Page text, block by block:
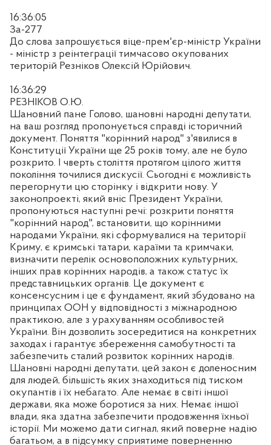
16:36:05
За-277
До слова запрошується віце-прем'єр-міністр України
- міністр з реінтеграції тимчасово окупованих
територій Резніков Олексій Юрійович.
16:36:29
РЕЗНІКОВ О.Ю.
Шановний пане Голово, шановні народні депутати,
на ваш розгляд пропонується справді історичний
документ. Поняття "корінний народ" з'явилися в
Конституції України ще 25 років тому, але не було
розкрито. І чверть століття протягом цілого життя
покоління точилися дискусії. Сьогодні є можливість
перегорнути цю сторінку і відкрити нову. У
законопроекті, який вніс Президент України,
пропонуються наступні речі: розкрити поняття
"корінний народ", встановити, що корінними
народами України, які сформувалися на території
Криму, є кримські татари, караїми та кримчаки,
визначити перелік основоположних культурних,
інших прав корінних народів, а також статус їх
представницьких органів. Це документ є
консенсусним і це є фундамент, який збудовано на
принципах ООН у відповідності з міжнародною
практикою, але з урахуванням особливостей
України. Він дозволить зосередитися на конкретних
заходах і гарантує збереження самобутності та
забезпечить сталий розвиток корінних народів.
Шановні народні депутати, цей закон є доленосним
для людей, більшість яких знаходиться під тиском
окупантів і їх небагато. Але немає в світі іншої
держави, яка може боротися за них. Немає іншої
влади, яка здатна забезпечити продовження їхньої
історії. Ми можемо дати сигнал, який поверне надію
багатьом, а в підсумку сприятиме поверненню